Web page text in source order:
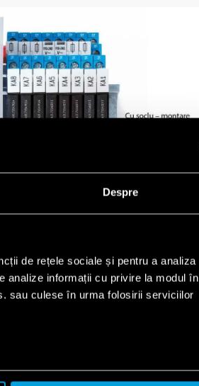
Despre
de rețele sociale și pentru a analiza
analize informații cu privire la modul în
sau culese în urma folosirii serviciilor
MINIATURIZAT IMPLANTABIL